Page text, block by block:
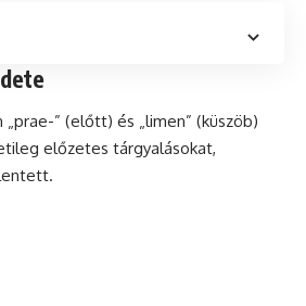
„prae-” (előtt) és „limen” (küszöb)
előzetes tárgyalásokat,